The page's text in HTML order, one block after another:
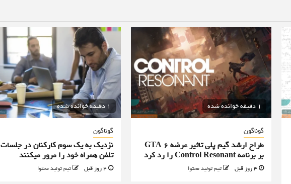
1 دقیقه خوانده شده
گوناگون
طراح ارشد گیم پلی تاثیر عرضه GTA 6
بر برنامه Control Resonant را رد کرد
3 روز قبل تیم تولید محتوا
1 دقیقه خوانده شده
گوناگون
نزدیک به یک سوم کارکنان در جلسات
تلفن همراه خود را مرور میکنند
4 روز قبل تیم تولید محتوا